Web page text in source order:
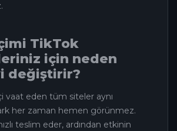
TikTok
için neden
değiştirir?
vaat eden tüm siteler aynı
her zaman hemen görünmez.
teslim eder, ardından etkinin